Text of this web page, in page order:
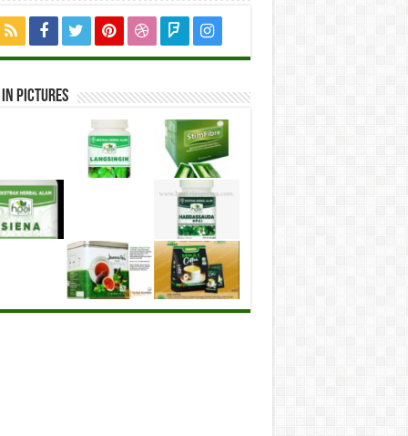
in Pictures